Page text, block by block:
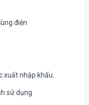
điện
xuất nhập khẩu.
sử dụng